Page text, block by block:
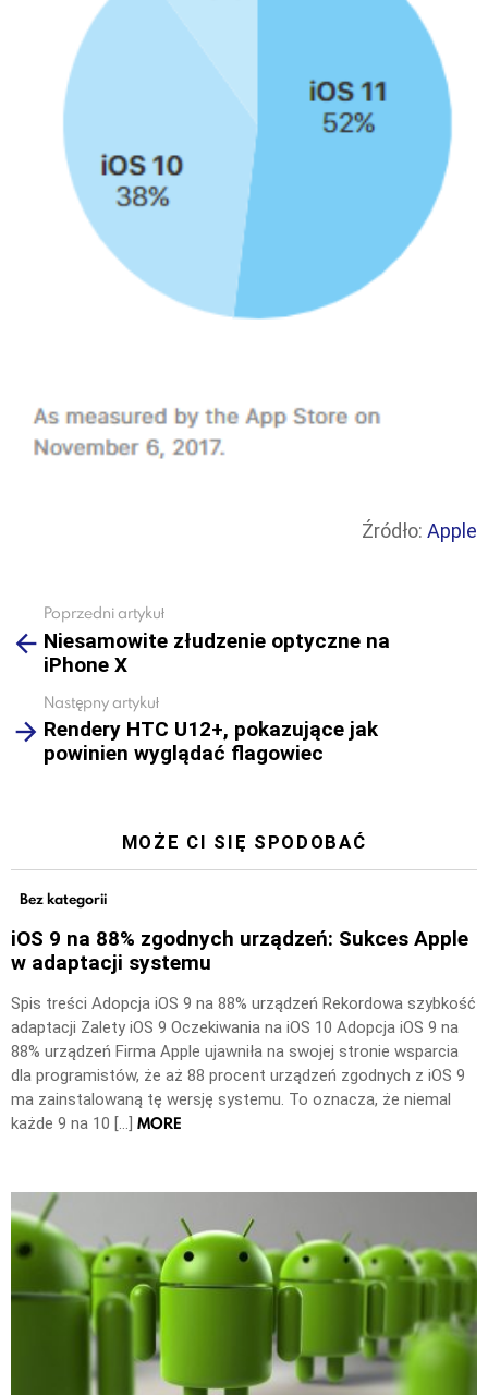
Źródło: Apple
more
Poprzedni artykuł
Niesamowite złudzenie optyczne na
iPhone X
Następny artykuł
Rendery HTC U12+, pokazujące jak
powinien wyglądać flagowiec
MOŻE CI SIĘ SPODOBAĆ
Bez kategorii
iOS 9 na 88% zgodnych urządzeń: Sukces Apple
w adaptacji systemu
Spis treści Adopcja iOS 9 na 88% urządzeń Rekordowa szybkość
adaptacji Zalety iOS 9 Oczekiwania na iOS 10 Adopcja iOS 9 na
88% urządzeń Firma Apple ujawniła na swojej stronie wsparcia
dla programistów, że aż 88 procent urządzeń zgodnych z iOS 9
ma zainstalowaną tę wersję systemu. To oznacza, że niemal
każde 9 na 10 […] MORE